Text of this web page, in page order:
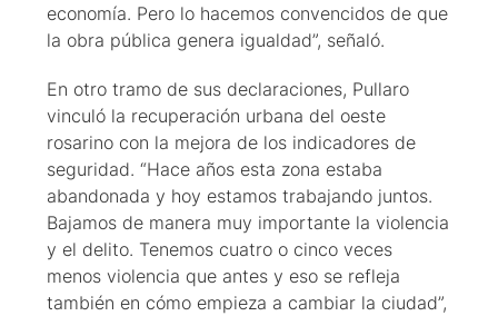
economía. Pero lo hacemos convencidos de que
la obra pública genera igualdad”, señaló.
En otro tramo de sus declaraciones, Pullaro
vinculó la recuperación urbana del oeste
rosarino con la mejora de los indicadores de
seguridad. “Hace años esta zona estaba
abandonada y hoy estamos trabajando juntos.
Bajamos de manera muy importante la violencia
y el delito. Tenemos cuatro o cinco veces
menos violencia que antes y eso se refleja
también en cómo empieza a cambiar la ciudad”,